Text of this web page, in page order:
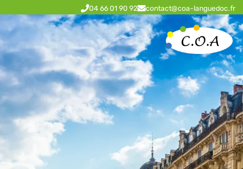
04 66 01 90 92 contact@coa-languedoc.fr